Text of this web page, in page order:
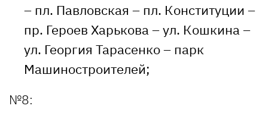
– пл. Павловская – пл. Конституции –
пр. Героев Харькова – ул. Кошкина –
ул. Георгия Тарасенко – парк
Машиностроителей;
№8: